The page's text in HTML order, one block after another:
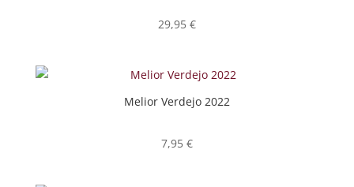
29,95 €
Melior Verdejo 2022
7,95 €